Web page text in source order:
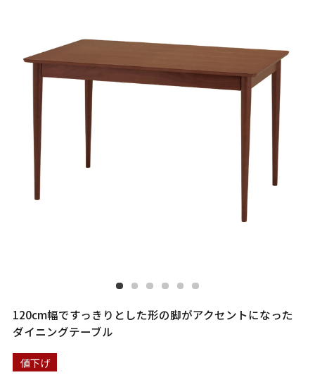
120cm幅ですっきりとした形の脚がアクセントになった
ダイニングテーブル
値下げ